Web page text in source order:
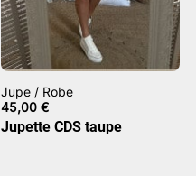
Jupe / Robe
45,00€
Jupette CDS taupe